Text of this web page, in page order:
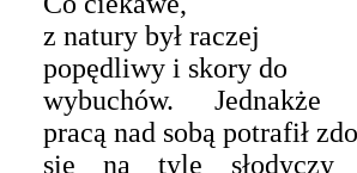
z natury był raczej
popędliwy i skory do
wybuchów. Jednakże
pracą nad sobą potrafił
się na tyle słodyczy